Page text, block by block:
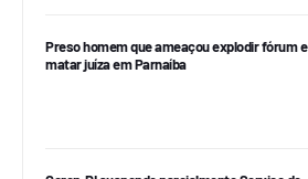
Preso homem que ameaçou explodir fórum e
matar juíza em Parnaíba